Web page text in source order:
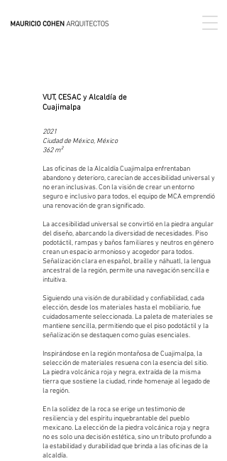
VUT, CESAC y Alcaldía de
Cuajimalpa
2021
Ciudad de México, México
362 m²
Las oficinas de la Alcaldía Cuajimalpa enfrentaban
abandono y deterioro, carecían de accesibilidad universal y
no eran inclusivas. Con la visión de crear un entorno
seguro e inclusivo para todos, el equipo de MCA emprendió
una renovación de gran significado.
La accesibilidad universal se convirtió en la piedra angular
del diseño, abarcando la diversidad de necesidades. Piso
podotáctil, rampas y baños familiares y neutros en género
crean un espacio armonioso y acogedor para todos.
Señalización clara en español, braille y náhuatl, la lengua
ancestral de la región, permite una navegación sencilla e
intuitiva.
Siguiendo una visión de durabilidad y confiabilidad, cada
elección, desde los materiales hasta el mobiliario, fue
cuidadosamente seleccionada. La paleta de materiales se
mantiene sencilla, permitiendo que el piso podotáctil y la
señalización se destaquen como guías esenciales.
Inspirándose en la región montañosa de Cuajimalpa, la
selección de materiales resuena con la esencia del sitio.
La piedra volcánica roja y negra, extraída de la misma
tierra que sostiene la ciudad, rinde homenaje al legado de
la región.
En la solidez de la roca se erige un testimonio de
resiliencia y del espíritu inquebrantable del pueblo
mexicano. La elección de la piedra volcánica roja y negra
no es solo una decisión estética, sino un tributo profundo a
la estabilidad y durabilidad que brinda a las oficinas de la
alcaldía.